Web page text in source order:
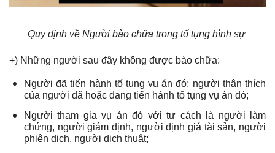
Quy định về Người bào chữa trong tố tụng hình sự
+) Những người sau đây không được bào chữa:
Người đã tiến hành tố tụng vụ án đó; người thân thích
của người đã hoặc đang tiến hành tố tụng vụ án đó;
Người tham gia vụ án đó với tư cách là người làm
chứng, người giám định, người định giá tài sản, người
phiên dịch, người dịch thuật;